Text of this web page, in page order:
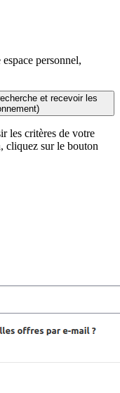
personnel,
et recevoir les
les critères de votre
cliquez sur le bouton